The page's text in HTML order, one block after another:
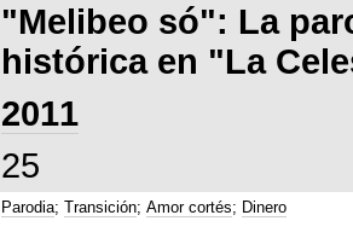
"Melibeo só": La
histórica en "La
2011
25
Parodia; Transición; Amor cortés; Dinero